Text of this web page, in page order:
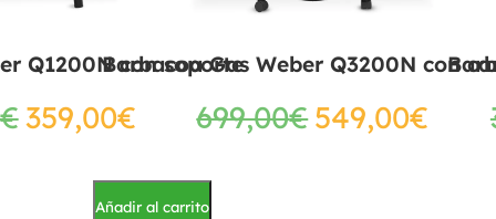
Q1200N con soporte
€359,00€
Barbacoa Gas Weber Q3200N con
699,00€549,00€
Añadir al carrito